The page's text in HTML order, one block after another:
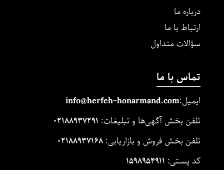
درباره ما
ارتباط با ما
سؤالات متداول
تماس با ما
ایمیل: info@herfeh-honarmand.com
تلفن بخش آگهی‌ها و تبلیغات:
تلفن بخش فروش و بازاریابی:
کد پستی: